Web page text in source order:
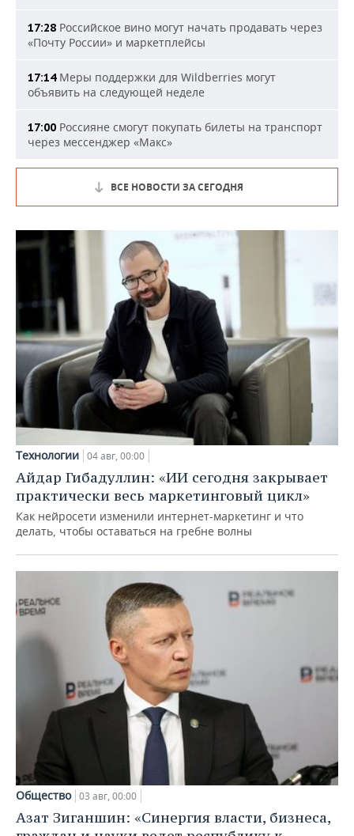
17:28 Российское вино могут начать продавать через
«Почту России» и маркетплейсы
17:14Меры поддержки для Wildberries могут
объявить на следующей неделе
17:00 Россияне смогут покупать билеты на транспорт
через мессенджер «Макс»
ВСЕ НОВОСТИ ЗА СЕГОДНЯ
Технологии 04 авг, 00:00
Айдар Гибадуллин: «ИИ сегодня закрывает
практически весь маркетинговый цикл»
Как нейросети изменили интернет-маркетинг и что
делать, чтобы оставаться на гребне волны
Общество 03 авг, 00:00
Азат Зиганшин: «Синергия власти, бизнеса,